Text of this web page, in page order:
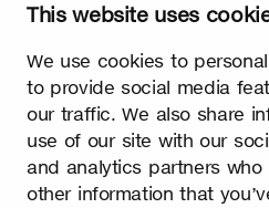
This website uses
We use cookies to
to provide social media
our traffic. We also share
use of our site with our
and analytics partners
other information that
Il n'y a pas de meilleur signe de
premiers petits bourgeons de
arbres. Enfin, le long hiver froid
le dessus sur l'obscurité !